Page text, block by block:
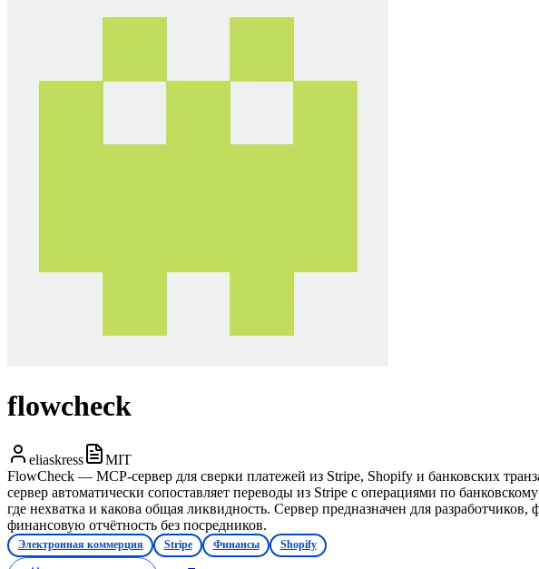
flowcheck
eliaskress
MIT
FlowCheck — MCP-сервер для сверки платежей из Stripe, Shopify и банковских
сервер автоматически сопоставляет переводы из Stripe с операциями по
где нехватка и какова общая ликвидность. Сервер предназначен для
финансовую отчётность без посредников.
Электронная коммерция Stripe Финансы Shopify